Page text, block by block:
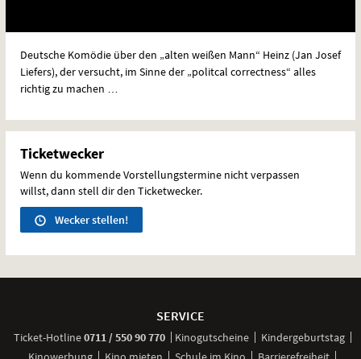
Deutsche Komödie über den „alten weißen Mann“ Heinz (Jan Josef
Liefers), der versucht, im Sinne der „politcal correctness“ alles
richtig zu machen …
Ticketwecker
Wenn du kommende Vorstellungstermine nicht verpassen
willst, dann stell dir den Ticketwecker.
Wecker stellen!
SERVICE
Ticket-Hotline0711 / 550 90 770anrufen
Kinogutscheine
Kindergeburtstag